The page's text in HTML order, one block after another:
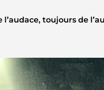
toujours de